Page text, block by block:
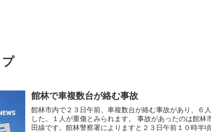
館林で車複数台が絡む事故
館林市内で２３日午前、車複数台が絡む事故があり、６
した。１人が重傷とみられます。 事故があったのは館
田線です。館林警察署によりますと２３日午前１０時半